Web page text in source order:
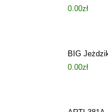
0.00zł
BIG
0.00zł